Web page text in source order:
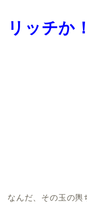
リッチか
なんだ、その玉の輿